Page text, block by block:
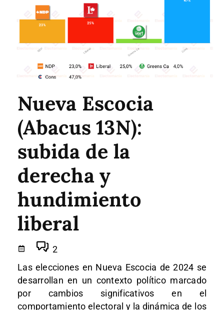
Nueva Escocia
(Abacus 13N):
subida de la
derecha y
hundimiento
liberal
2
Las elecciones en Nueva Escocia de 2024 se
desarrollan en un contexto político marcado
porcambios significativos en el
comportamiento electoral y la dinámica de los